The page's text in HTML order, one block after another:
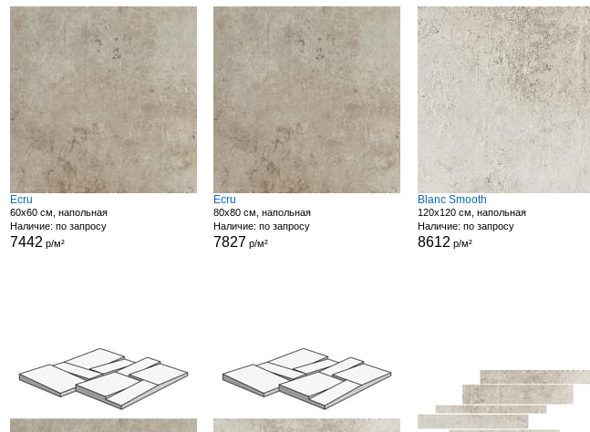
Ecru
60x60 см, напольная
Наличие: по запросу
7442 р/м²
Ecru
80x80 см, напольная
Наличие: по запросу
7827 р/м²
Blanc Smooth
120x120 см, напольная
Наличие: по запросу
8612 р/м²